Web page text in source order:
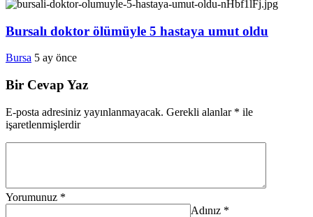
Bursalı doktor ölümüyle 5 hastaya umut oldu
Bursa 5 ay önce
Bir Cevap Yaz
E-posta adresiniz yayınlanmayacak. Gerekli alanlar * ile
işaretlenmişlerdir
Yorumunuz *
Adınız *